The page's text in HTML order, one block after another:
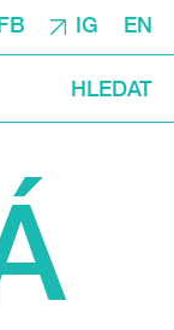
IG EN
HLEDAT